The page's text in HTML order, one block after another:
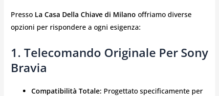
Presso La Casa Della Chiave di Milano offriamo diverse
opzioni per rispondere a ogni esigenza:
1. Telecomando Originale Per Sony
Bravia
Compatibilità Totale: Progettato specificamente per